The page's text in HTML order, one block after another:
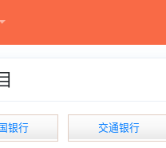
银行 交通银行